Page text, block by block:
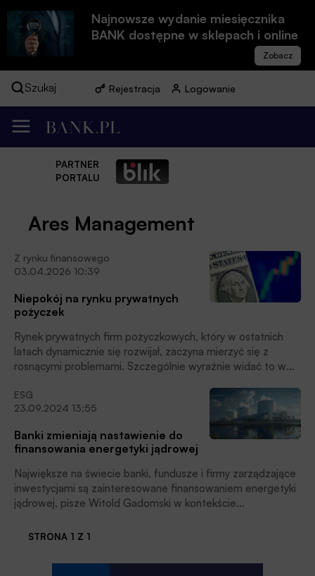
Najnowsze wydanie miesięcznika
BANK dostępne w sklepach i online
Szukaj Rejestracja Logowanie
PARTNER
PORTALU
Ares Management
Z rynku finansowego
03.04.2026 10:39
Niepokój na rynku prywatnych
pożyczek
Rynek prywatnych firm pożyczkowych, który w ostatnich
latach dynamicznie się rozwijał, zaczyna mierzyć się z
rosnącymi problemami. Szczególnie wyraźnie widać to w
próbują wycofać pieniądze z funduszy udzielających
prywatnych kredytów firmom.
ESG
23.09.2024 13:55
Banki zmieniają nastawienie do
finansowania energetyki jądrowej
Największe na świecie banki, fundusze i firmy zarządzające
inwestycjami są zainteresowane finansowaniem energetyki
jądrowej, pisze Witold Gadomski w kontekście
poświęconej polityce klimatycznej.
STRONA 1 Z 1